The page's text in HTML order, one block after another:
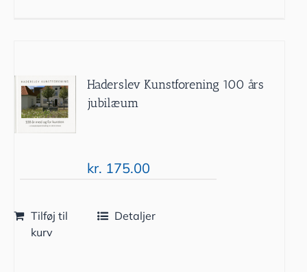
Haderslev Kunstforening 100 års
jubilæum
kr. 175.00
Tilføj til
kurv
Detaljer